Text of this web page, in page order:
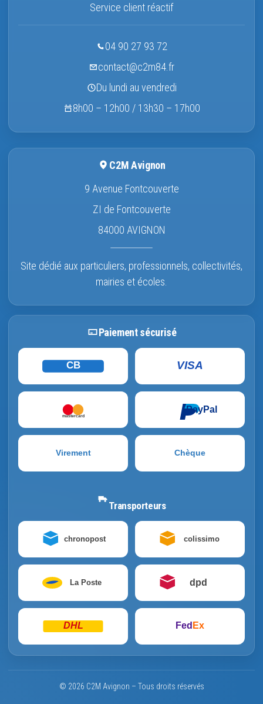
Service client réactif
04 90 27 93 72
contact@c2m84.fr
Du lundi au vendredi
8h00 – 12h00 / 13h30 – 17h00
C2M Avignon
9 Avenue Fontcouverte
ZI de Fontcouverte
84000 AVIGNON
Site dédié aux particuliers, professionnels, collectivités,
mairies et écoles.
Paiement sécurisé
CB VISA
mastercard
PayPal
Virement Chèque
Transporteurs
chronopost colissimo
La Poste dpd
DHL Fed Ex
© 2026 C2M Avignon – Tous droits réservés